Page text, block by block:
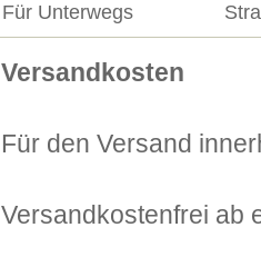
Für Unterwegs
Versandkosten
Für den Versand
Versandkostenfrei ab